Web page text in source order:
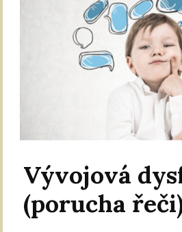
Vývojová
(porucha